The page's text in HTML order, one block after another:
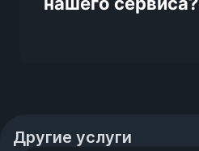
Другие услуги